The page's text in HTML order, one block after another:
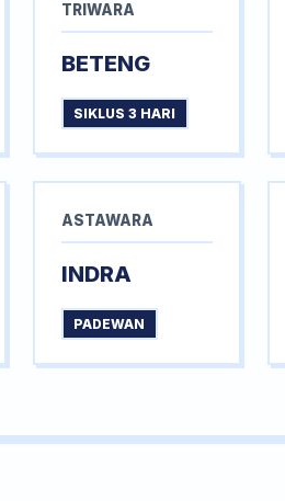
TRIWARA
BETENG
SIKLUS 3 HARI
ASTAWARA
INDRA
PADEWAN